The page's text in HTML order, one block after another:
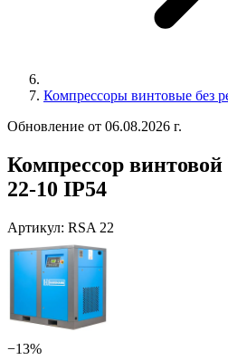
Компрессоры винтовые без
Обновление от 06.08.2026 г.
Компрессор
22-10 IP54
Артикул: RSA 22
−13%